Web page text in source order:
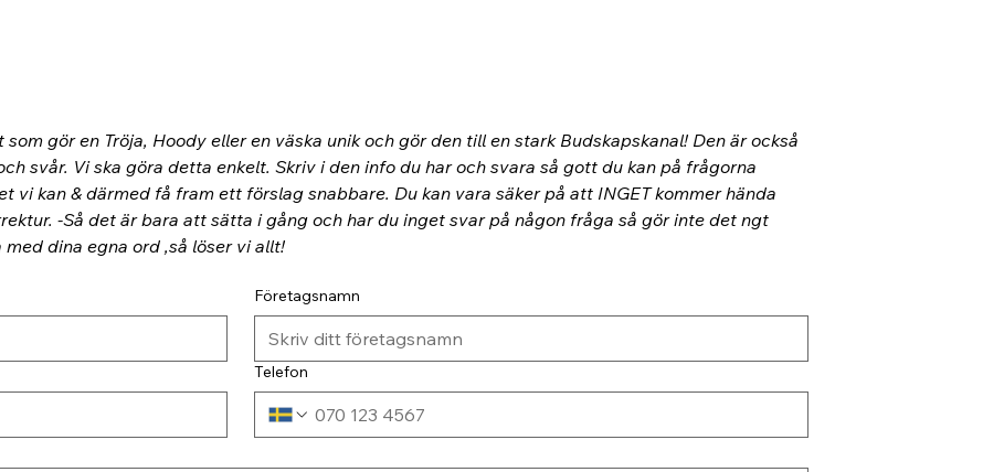
gör en Tröja, Hoody eller en väska unik och gör den till en stark Budskapskanal! Den är också
svår. Vi ska göra detta enkelt. Skriv i den info du har och svara så gott du kan på frågorna
vi kan & därmed få fram ett förslag snabbare. Du kan vara säker på att INGET kommer hända
-Så det är bara att sätta i gång och har du inget svar på någon fråga så gör inte det ngt
dina egna ord ,så löser vi allt!
Företagsnamn
Telefon